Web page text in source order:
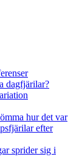
dagfjärilar?
hur det var
efter
sprider sig i